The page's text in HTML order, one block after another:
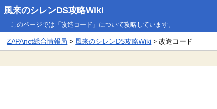
風来のシレンDS攻略Wiki
このページでは「改造コード」について攻略しています。
ZAPAnet総合情報局 > 風来のシレンDS攻略Wiki > 改造コード